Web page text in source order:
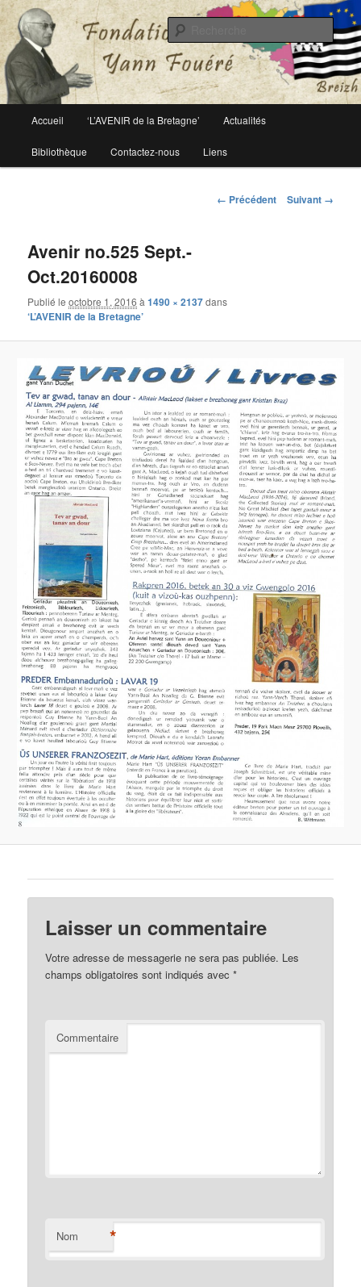
Fondation Yann Fouéré
Le site officiel de la fondation Yann Fouéré
principal
Aller
au
Accueil ‘L’AVENIR de la Bretagne’ Actualités
Bibliothèque Contactez-nous Liens
Navigation
← Précédent Suivant →
Avenir no.525 Sept.-
Oct.20160008
Publié leoctobre 1, 2016 à1490 × 2137dans
‘L’AVENIR de la Bretagne’
Laisser un commentaire
Votre adresse de messagerie ne sera pas publiée. Les
champs obligatoires sont indiqués avec*
Commentaire
Nom *